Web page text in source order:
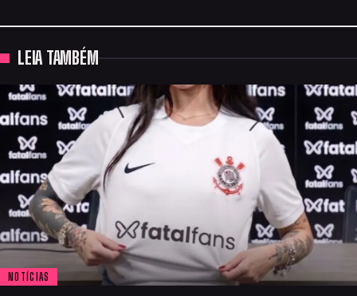
LEIA TAMBÉM
NOTÍCIAS